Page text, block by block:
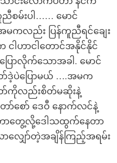
ညီစမ်းပါ…… မောင်
မကလည်း ပြန်ကူညီရင်ချေး
ငါဟာငါတောင်အနိုင်နိုင်
ာလိုက်သောအခါ. မောင်
ဒဲ့ပဲပြောမယ် ….အမက
ာ်ကိုလည်းစိတ်မဆိုးနဲ့
စော် ဒေဝီ နောက်လင်နဲ့
တာတွေ့လို့ဒေါသထွက်နေတာ
ျှော်တဲ့အချိန်ကြည့်အရမ်း